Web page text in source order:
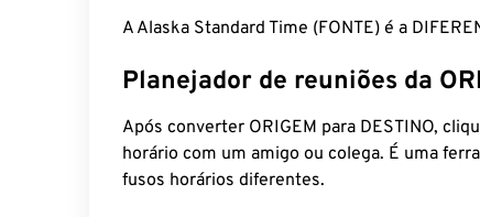
A Alaska Standard Time (FONTE) é a
Planejador de reuniões da
Após converter ORIGEM para DESTINO,
horário com um amigo ou colega. É uma
fusos horários diferentes.